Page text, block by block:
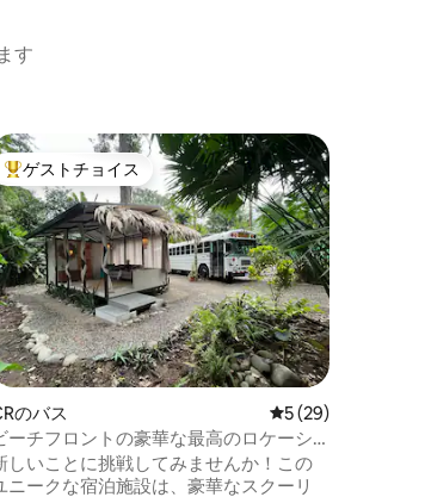
す
5つ星中4.92つ星の平均評価
大好評のゲストチョイスです。
ゲストチョイス
のバス レビュー29件、5
5 (29)
ーチフロントの豪華な最高のロケーシ
ン、エアコン、高速Wi-Fi
しいことに挑戦してみませんか！この
ニークな宿泊施設は、豪華なスクーリ